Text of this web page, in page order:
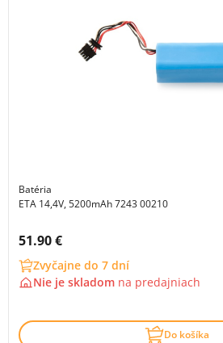
Batéria
ETA 14,4V, 5200mAh 7243 00210
Cena s DPH:
51.90 €
Zvyčajne do 7 dní
Nie je skladom na predajniach
Do košíka